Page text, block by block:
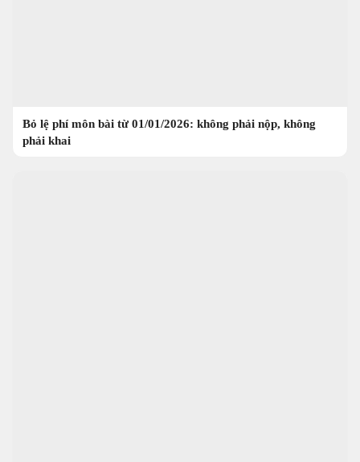
Bỏ lệ phí môn bài từ 01/01/2026: không phải nộp, không
phải khai